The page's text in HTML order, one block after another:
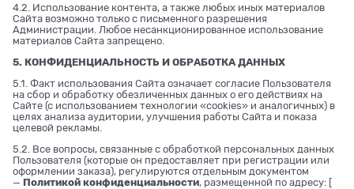
4.2. Использование контента, а также любых иных материалов
Сайта возможно только с письменного разрешения
Администрации. Любое несанкционированное использование
материалов Сайта запрещено.
5. КОНФИДЕНЦИАЛЬНОСТЬ И ОБРАБОТКА ДАННЫХ
5.1. Факт использования Сайта означает согласие Пользователя
на сбор и обработку обезличенных данных о его действиях на
Сайте (с использованием технологии «cookies» и аналогичных) в
целях анализа аудитории, улучшения работы Сайта и показа
целевой рекламы.
5.2. Все вопросы, связанные с обработкой персональных данных
Пользователя (которые он предоставляет при регистрации или
оформлении заказа), регулируются отдельным документом
— Политикой конфиденциальности, размещенной по адресу: [